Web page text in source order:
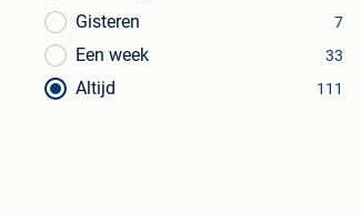
Gisteren 7
Een week 33
Altijd 111